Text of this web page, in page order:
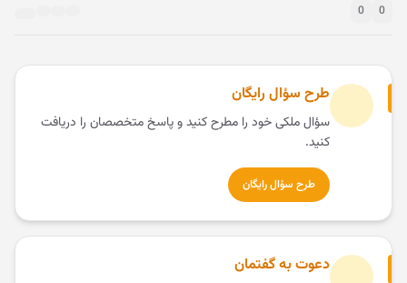
0
0
طرح سؤال رایگان
سؤال ملکی خود را مطرح کنید و پاسخ متخصصان را دریافت
کنید.
طرح سؤال رایگان
دعوت به گفتمان